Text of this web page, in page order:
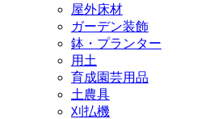
屋外床材
ガーデン装飾
鉢・プランター
用土
育成園芸用品
土農具
刈払機